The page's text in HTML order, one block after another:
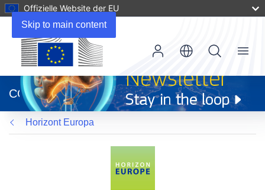
Skip to main content
Offizielle Website der EU
neuem
Fenster)
CORDIS
Menu
Horizont Europa